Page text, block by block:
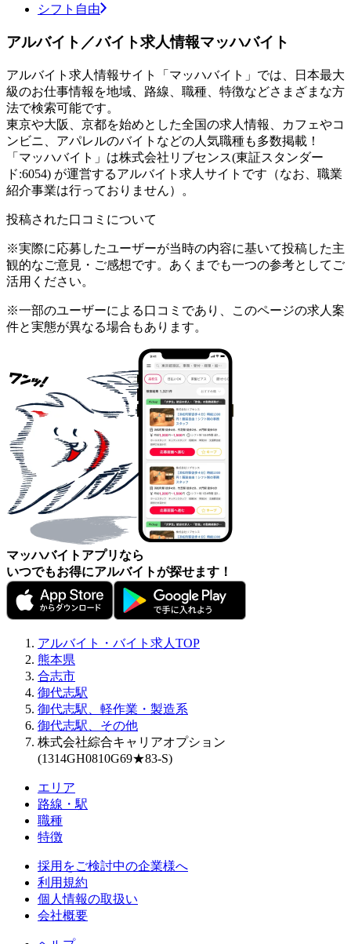
シフト自由
アルバイト／バイト求人情報マッハバイト
アルバイト求人情報サイト「マッハバイト」では、日本最大
級のお仕事情報を地域、路線、職種、特徴などさまざまな方
法で検索可能です。
東京や大阪、京都を始めとした全国の求人情報、カフェやコ
ンビニ、アパレルのバイトなどの人気職種も多数掲載！
「マッハバイト」は株式会社リブセンス(東証スタンダー
ド:6054) が運営するアルバイト求人サイトです（なお、職業
紹介事業は行っておりません）。
投稿された口コミについて
※実際に応募したユーザーが当時の内容に基いて投稿した主
観的なご意見・ご感想です。あくまでも一つの参考としてご
活用ください。
※一部のユーザーによる口コミであり、このページの求人案
件と実態が異なる場合もあります。
マッハバイトアプリなら
いつでもお得にアルバイトが探せます！
アルバイト・バイト求人TOP
熊本県
合志市
御代志駅
御代志駅、軽作業・製造系
御代志駅、その他
株式会社綜合キャリアオプション
(1314GH0810G69★83-S)
エリア
路線・駅
職種
特徴
採用をご検討中の企業様へ
利用規約
個人情報の取扱い
会社概要